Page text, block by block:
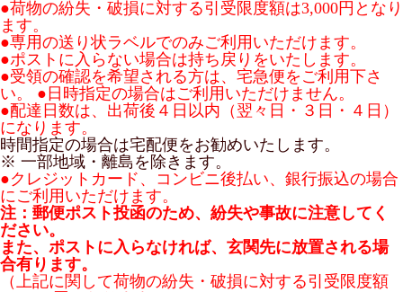
●荷物の紛失・破損に対する引受限度額は3,000円となり
ます。
●専用の送り状ラベルでのみご利用いただけます。
●ポストに入らない場合は持ち戻りをいたします。
●受領の確認を希望される方は、宅急便をご利用下さ
い。 ●日時指定の場合はご利用いただけません。
●配達日数は、出荷後４日以内（翌々日・３日・４日）
になります。
時間指定の場合は宅配便をお勧めいたします。
※ 一部地域・離島を除きます。
●クレジットカード、コンビニ後払い、銀行振込の場合
にご利用いただけます。
注：郵便ポスト投函のため、紛失や事故に注意してく
ださい。
また、ポストに入らなければ、玄関先に放置される場
合有ります。
（上記に関して荷物の紛失・破損に対する引受限度額